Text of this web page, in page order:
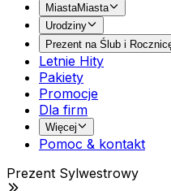
MiastaMiasta
Urodziny
Prezent na Ślub i
Letnie Hity
Pakiety
Promocje
Dla firm
Więcej
Pomoc & kontakt
Prezent Sylwestrowy